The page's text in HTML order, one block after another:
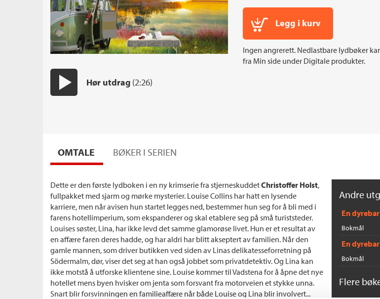
Hør utdrag (2:26)
Legg i kurv
Ingen angrerett. Nedlastbare lydbøker
fra Min side under Digitale produkter.
OMTALE BØKER I SERIEN
Dette er den første lydboken i en ny krimserie fra stjerneskuddetChristoffer Holst,
fullpakket med sjarm og mørke mysterier. Louise Collins har hatt en lysende
karriere, men når avisen hun startet legges ned, bestemmer hun seg for å bli med i
farens hotellimperium, som ekspanderer og skal etablere seg på små turiststeder.
Louises søster, Lina, har ikke levd det samme glamorøse livet. Hun er et resultat av
en affære faren deres hadde, og har aldri har blitt akseptert av familien. Når den
gamle mannen, som driver butikken ved siden av Linas delikatesseforretning på
Södermalm, dør, viser det seg at han også jobbet som privatdetektiv. Og Lina kan
ikke motstå å utforske klientene sine. Louise kommer til Vadstena for å åpne det nye
hotellet mens byen hvisker om jenta som forsvant fra motorveien et stykke unna.
Snart blir forsvinningen en familieaffære når både Louise og Lina blir involvert...
Andre
En
Bokmål
En
Bokmål
Flere